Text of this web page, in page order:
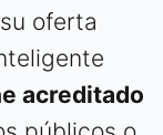
oferta
acreditado